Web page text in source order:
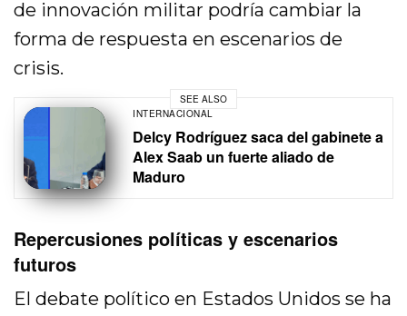
de innovación militar podría cambiar la
forma de respuesta en escenarios de
crisis.
SEE ALSO
INTERNACIONAL
Delcy Rodríguez saca del gabinete a
Alex Saab un fuerte aliado de
Maduro
Repercusiones políticas y escenarios
futuros
El debate político en Estados Unidos se ha